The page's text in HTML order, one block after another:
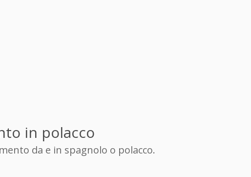
in polacco
da e in spagnolo o polacco.